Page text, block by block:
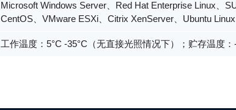
Microsoft Windows Server、Red Hat Enterprise Linux、
CentOS、VMware ESXi、Citrix XenServer、Ubuntu Linux
工作温度：5°C -35°C（无直接光照情况下）；贮存温度：